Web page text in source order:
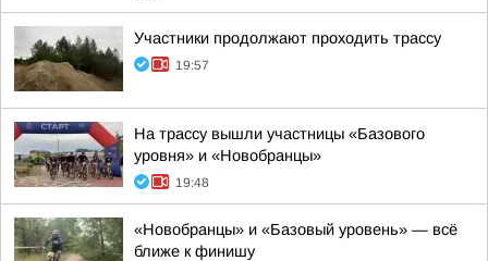
Участники продолжают проходить трассу
19:57
На трассу вышли участницы «Базового
уровня» и «Новобранцы»
19:48
«Новобранцы» и «Базовый уровень» — всё
ближе к финишу